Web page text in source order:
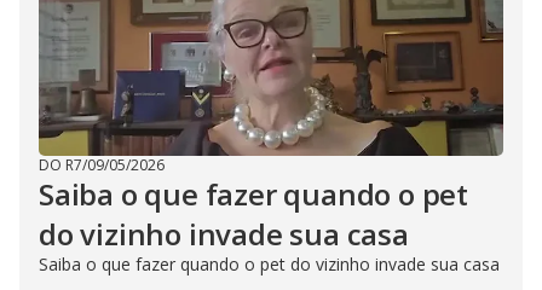
DO R7/09/05/2026
Saiba o que fazer quando o pet
do vizinho invade sua casa
Saiba o que fazer quando o pet do vizinho invade sua casa